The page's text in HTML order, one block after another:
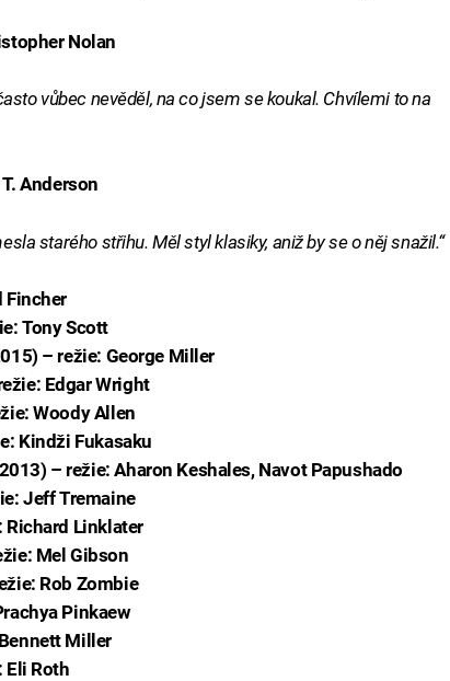
Nolan
vůbec nevěděl, na co jsem se koukal. Chvílemi to na
Anderson
starého střihu. Měl styl klasiky, aniž by se o něj snažil.“
Fincher
Tony Scott
– režie: George Miller
Edgar Wright
Woody Allen
Kindži Fukasaku
– režie: Aharon Keshales, Navot Papushado
Jeff Tremaine
Richard Linklater
Mel Gibson
Rob Zombie
Pinkaew
Miller
Eli Roth